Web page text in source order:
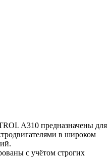
A310 предназначены для
в широком
с учётом строгих